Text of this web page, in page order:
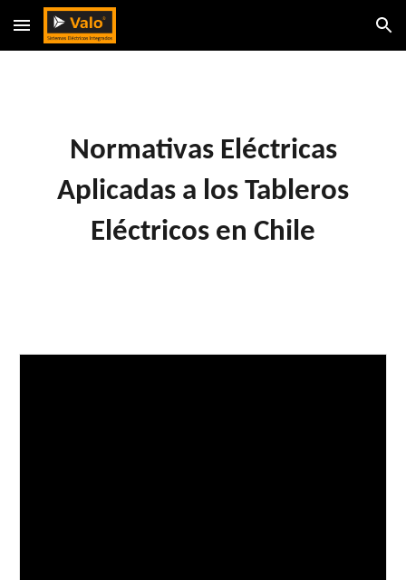
Skip to main content Skip to navigation
Normativas Eléctricas
Aplicadas a los Tableros
Eléctricos en Chile